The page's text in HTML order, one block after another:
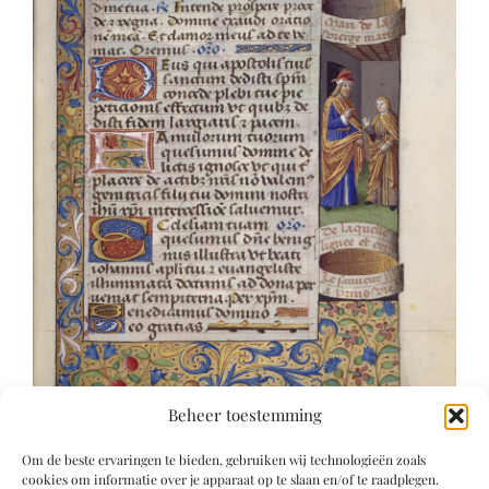
Beheer toestemming
Om de beste ervaringen te bieden, gebruiken wij technologieën zoals
cookies om informatie over je apparaat op te slaan en/of te raadplegen.